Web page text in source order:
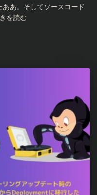
あ。そしてソースコード
を読む